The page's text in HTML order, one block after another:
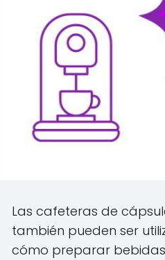
Las cafeteras de
también pueden ser
cómo preparar